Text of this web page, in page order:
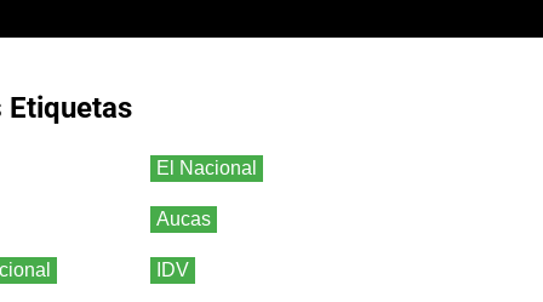
Etiquetas
El Nacional
Aucas
IDV